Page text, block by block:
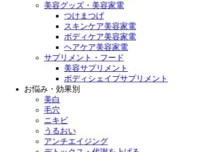
美容グッズ・美容家電
つけまつげ
スキンケア美容家電
ボディケア美容家電
ヘアケア美容家電
サプリメント・フード
美容サプリメント
ボディシェイプサプリメント
お悩み・効果別
美白
毛穴
ニキビ
うるおい
アンチエイジング